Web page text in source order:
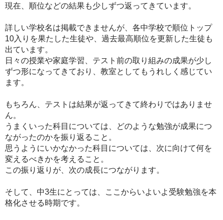
現在、順位などの結果も少しずつ返ってきています。
詳しい学校名は掲載できませんが、各中学校で順位トップ
10入りを果たした生徒や、過去最高順位を更新した生徒も
出ています。
日々の授業や家庭学習、テスト前の取り組みの成果が少し
ずつ形になってきており、教室としてもうれしく感じてい
ます。
もちろん、テストは結果が返ってきて終わりではありませ
ん。
うまくいった科目については、どのような勉強が成果につ
ながったのかを振り返ること。
思うようにいかなかった科目については、次に向けて何を
変えるべきかを考えること。
この振り返りが、次の成長につながります。
そして、中3生にとっては、ここからいよいよ受験勉強を本
格化させる時期です。